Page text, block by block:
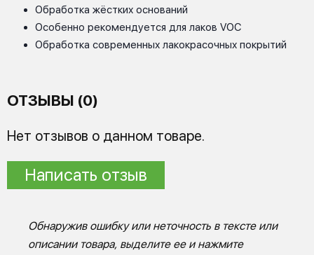
Обработка жёстких оснований
Особенно рекомендуется для лаков VOC
Обработка современных лакокрасочных покрытий
ОТЗЫВЫ (0)
Нет отзывов о данном товаре.
Написать отзыв
Обнаружив ошибку или неточность в тексте или
описании товара, выделите ее и нажмите